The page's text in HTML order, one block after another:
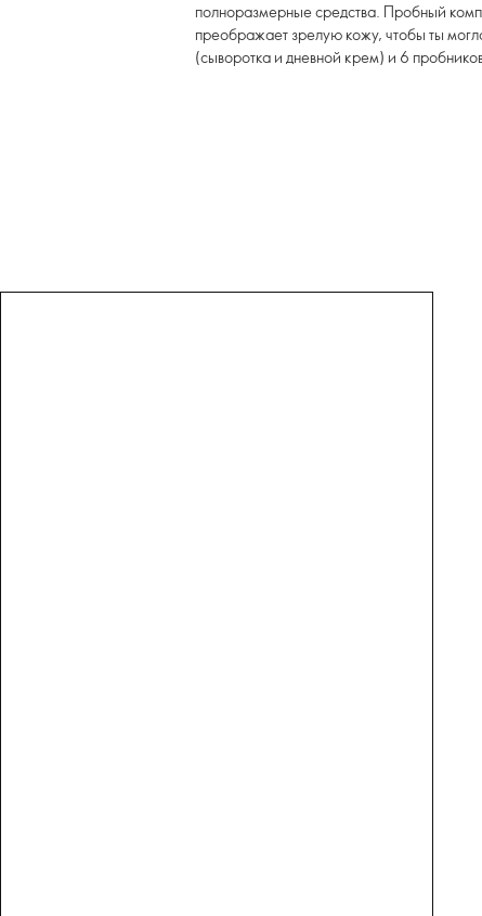
полноразмерные средства. Пробный
преображает зрелую кожу, чтобы ты
(сыворотка и дневной крем) и 6